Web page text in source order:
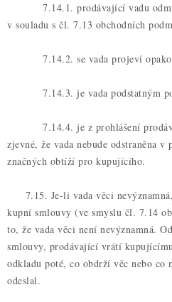
7.14.1. prodávající vadu odmítl
v souladu s čl. 7.13 obchodních
7.14.2. se vada projeví
7.14.3. je vada podstatným
7.14.4. je z prohlášení
zjevné, že vada nebude odstraněna v
značných obtíží pro kupujícího.
7.15. Je-li vada věci
kupní smlouvy (ve smyslu čl. 7.14
to, že vada věci není nevýznamná.
smlouvy, prodávající vrátí
odkladu poté, co obdrží věc nebo co
odeslal.